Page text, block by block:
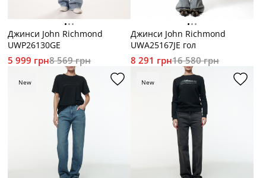
Джинси John Richmond
UWP26130GE
5 999 грн8 569 грн
Джинси John Richmond
UWA25167JE гол
8 291 грн16 580 грн
New New